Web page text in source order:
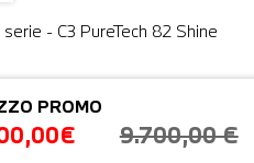
OFFERTA
serie - C3 PureTech 82 Shine
PROMO
9.700,00 €